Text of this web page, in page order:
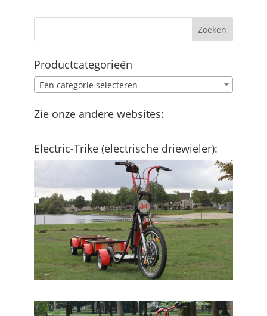
Productcategorieën
Een categorie selecteren
Zie onze andere websites:
Electric-Trike (electrische driewieler):